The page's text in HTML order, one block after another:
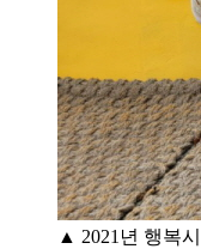
▲ 2021년 행복